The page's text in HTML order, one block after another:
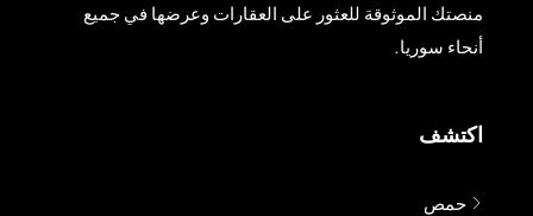
منصتك الموثوقة للعثور على العقارات وعرضها في جميع
أنحاء سوريا.
اكتشف
حمص